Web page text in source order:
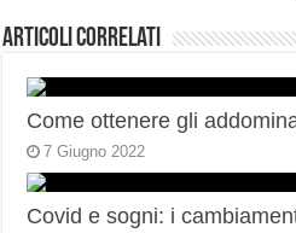
Articoli correlati
Come ottenere gli
7 Giugno 2022
Covid e sogni: i